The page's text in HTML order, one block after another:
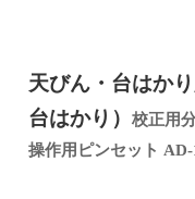
天びん・台はか
台はかり）
校正用
操作用ピンセット AD-